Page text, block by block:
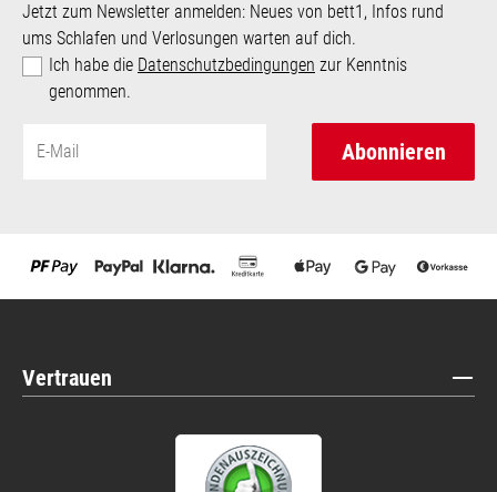
Jetzt zum Newsletter anmelden: Neues von bett1, Infos rund
ums Schlafen und Verlosungen warten auf dich.
Ich habe die Datenschutzbedingungen zur Kenntnis
genommen.
Abonnieren
Vertrauen